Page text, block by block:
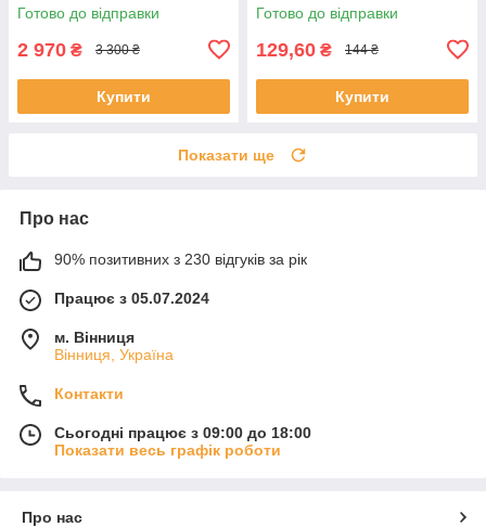
Готово до відправки
2 970 ₴ 3 300 ₴
Купити
Готово до відправки
129,60 ₴ 144 ₴
Купити
Показати ще
Про нас
90% позитивних з 230 відгуків за рік
Працює з 05.07.2024
м. Вінниця
Вінниця, Україна
Контакти
Сьогодні працює з 09:00 до 18:00
Показати весь графік роботи
Про нас